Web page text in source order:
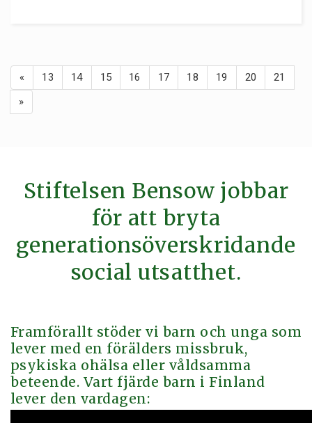
« 13 14 15 16 17 18 19 20
21
»
Stiftelsen Bensow jobbar
för att bryta
generationsöverskridande
social utsatthet.
Framförallt stöder vi barn och unga som
lever med en förälders missbruk,
psykiska ohälsa eller våldsamma
beteende. Vart fjärde barn i Finland
lever den vardagen: